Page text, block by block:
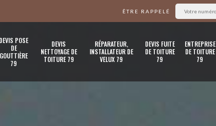
ÊTRE RAPPELÉ
DEVIS POSE
DE
GOUTTIÈRE
79
DEVIS
NETTOYAGE DE
TOITURE 79
RÉPARATEUR,
INSTALLATEUR DE
VELUX 79
DEVIS FUITE
DE TOITURE
79
ENTREPRISE
DE TOITURE
79